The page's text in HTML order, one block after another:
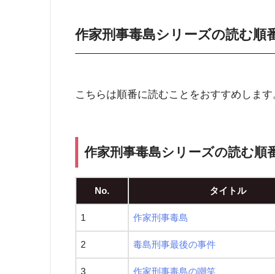
作家刑事毒島シリーズの読む順
こちらは順番に読むことをおすすめしま
作家刑事毒島シリーズの読む順
No. タイトル
1 作家刑事毒島
2 毒島刑事最後の事件
3 作家刑事毒島の嘲笑